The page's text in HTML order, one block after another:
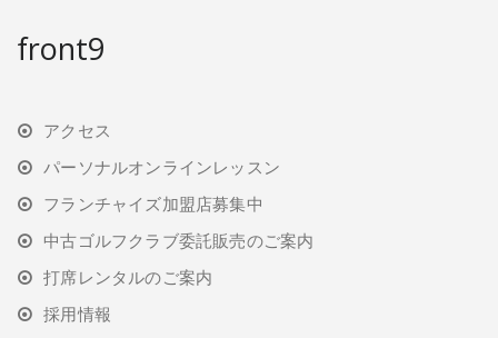
front9
アクセス
パーソナルオンラインレッスン
フランチャイズ加盟店募集中
中古ゴルフクラブ委託販売のご案内
打席レンタルのご案内
採用情報